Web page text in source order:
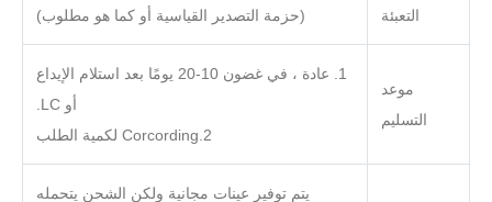
التعبئة (حزمة التصدير القياسية أو كما هو مطلوب)
موعد
التسليم
1. عادة ، في غضون 10-20 يومًا بعد استلام الإيداع
أو LC.
2.Corcording لكمية الطلب
يتم توفير عينات مجانية ولكن الشحن يتحمله